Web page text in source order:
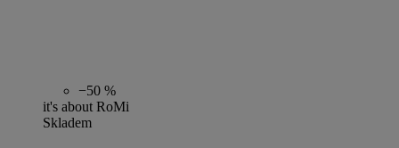
−50 %
it's about RoMi
Skladem